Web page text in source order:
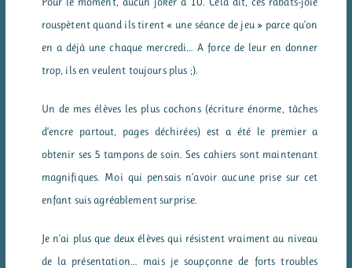
rouspètent quand ils tirent « une séance de jeu » parce qu’on
en a déjà une chaque mercredi… A force de leur en donner
trop, ils en veulent toujours plus ;).
Un de mes élèves les plus cochons (écriture énorme, tâches
d’encre partout, pages déchirées) est a été le premier a
obtenir ses 5 tampons de soin. Ses cahiers sont maintenant
magnifiques. Moi qui pensais n’avoir aucune prise sur cet
enfant suis agréablement surprise.
Je n’ai plus que deux élèves qui résistent vraiment au niveau
de la présentation… mais je soupçonne de forts troubles